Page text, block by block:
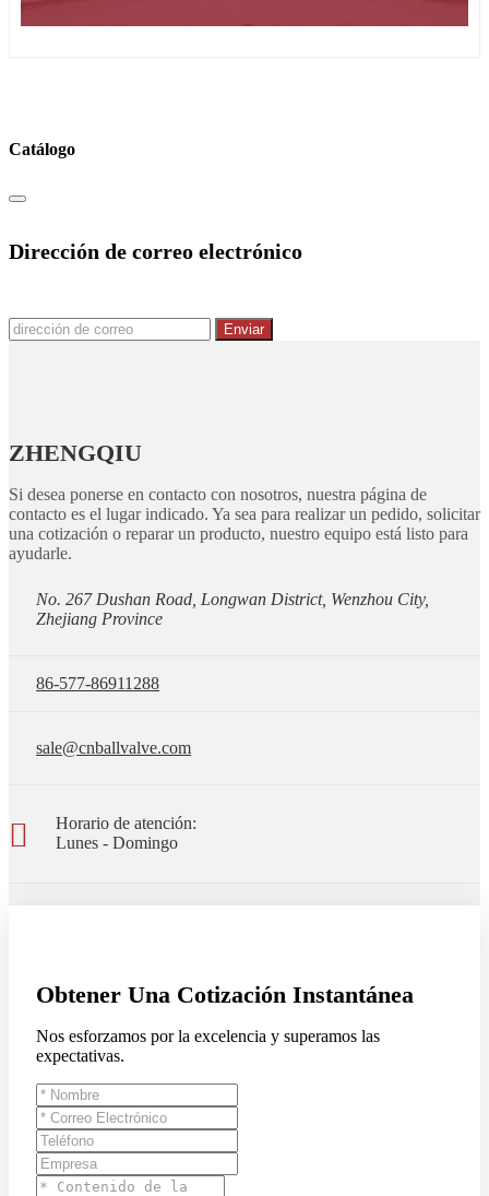
Catálogo
Dirección de correo electrónico
Enviar
ZHENGQIU
Si desea ponerse en contacto con nosotros, nuestra página de
contacto es el lugar indicado. Ya sea para realizar un pedido, solicitar
una cotización o reparar un producto, nuestro equipo está listo para
ayudarle.
No. 267 Dushan Road, Longwan District, Wenzhou City,
Zhejiang Province
86-577-86911288
sale@cnballvalve.com
Horario de atención:
Lunes - Domingo
Obtener Una Cotización Instantánea
Nos esforzamos por la excelencia y superamos las
expectativas.